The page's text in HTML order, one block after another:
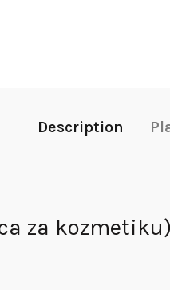
Description
za